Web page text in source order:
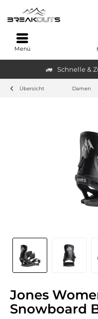
Schnelle &
Menü
Übersicht Damen
Jones
Snowboard